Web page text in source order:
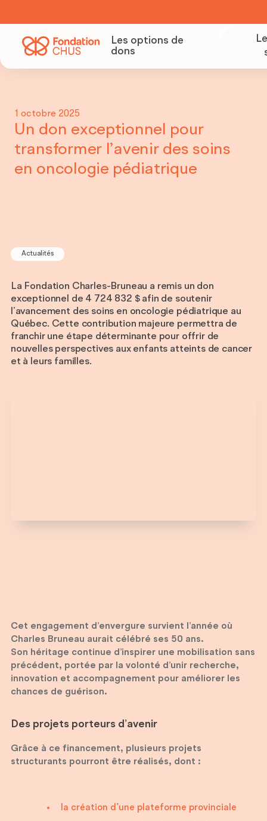
Les options de
dons
1 octobre 2025
Un don exceptionnel pour
transformer l’avenir des soins
en oncologie pédiatrique
Actualités
La Fondation Charles-Bruneau a remis un don
exceptionnel de 4 724 832 $ afin de soutenir
l’avancement des soins en oncologie pédiatrique au
Québec. Cette contribution majeure permettra de
franchir une étape déterminante pour offrir de
nouvelles perspectives aux enfants atteints de cancer
et à leurs familles.
Cet engagement d’envergure survient l’année où
Charles Bruneau aurait célébré ses 50 ans.
Son héritage continue d’inspirer une mobilisation sans
précédent, portée par la volonté d’unir recherche,
innovation et accompagnement pour améliorer les
chances de guérison.
Des projets porteurs d’avenir
Grâce à ce financement, plusieurs projets
structurants pourront être réalisés, dont :
la création d’une plateforme provinciale